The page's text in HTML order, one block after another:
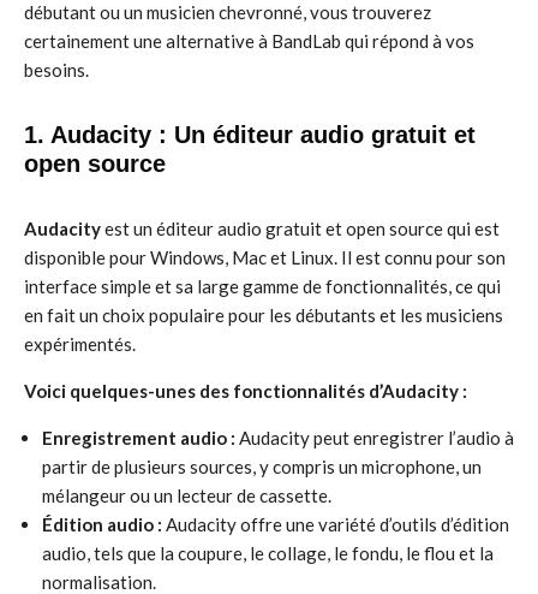
débutant ou un musicien chevronné, vous trouverez
certainement une alternative à BandLab qui répond à vos
besoins.
1. Audacity : Un éditeur audio gratuit et
open source
Audacityest un éditeur audio gratuit et open source qui est
disponible pour Windows, Mac et Linux. Il est connu pour son
interface simple et sa large gamme de fonctionnalités, ce qui
en fait un choix populaire pour les débutants et les musiciens
expérimentés.
Voici quelques-unes des fonctionnalités d’Audacity :
Enregistrement audio : Audacity peut enregistrer l’audio à
partir de plusieurs sources, y compris un microphone, un
mélangeur ou un lecteur de cassette.
Édition audio : Audacity offre une variété d’outils d’édition
audio, tels que la coupure, le collage, le fondu, le flou et la
normalisation.